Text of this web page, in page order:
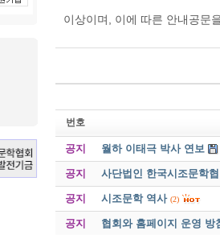
이상이며, 이에 따른 안내공문
번호
공지 월하 이태극 박사 연보
공지 사단법인 한국시조문학
공지 시조문학 역사 (2)
공지 협회와 홈페이지 운영 방